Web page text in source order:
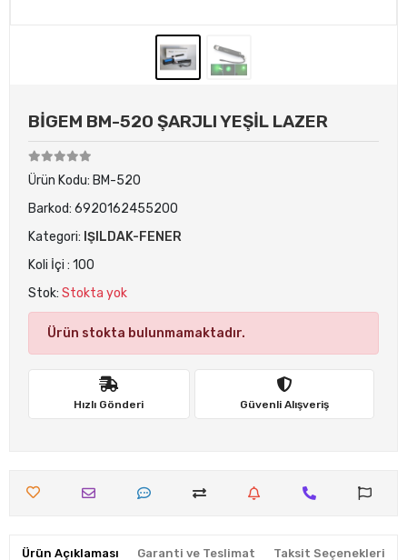
BİGEM BM-520 ŞARJLI YEŞİL LAZER
Ürün Kodu: BM-520
Barkod: 6920162455200
Kategori: IŞILDAK-FENER
Koli İçi : 100
Stok: Stokta yok
Ürün stokta bulunmamaktadır.
Hızlı Gönderi Güvenli Alışveriş
Ürün Açıklaması Garanti ve Teslimat Taksit Seçenekleri